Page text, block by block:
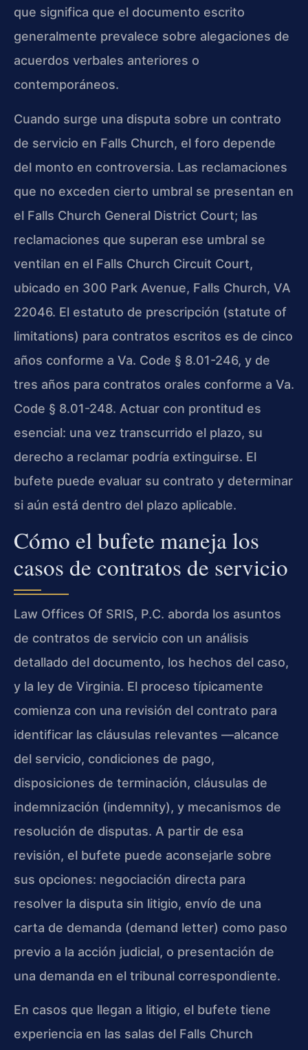
que significa que el documento escrito
generalmente prevalece sobre alegaciones de
acuerdos verbales anteriores o
contemporáneos.
Cuando surge una disputa sobre un contrato
de servicio en Falls Church, el foro depende
del monto en controversia. Las reclamaciones
que no exceden cierto umbral se presentan en
el Falls Church General District Court; las
reclamaciones que superan ese umbral se
ventilan en el Falls Church Circuit Court,
ubicado en 300 Park Avenue, Falls Church, VA
22046. El estatuto de prescripción (statute of
limitations) para contratos escritos es de cinco
años conforme a Va. Code § 8.01-246, y de
tres años para contratos orales conforme a Va.
Code § 8.01-248. Actuar con prontitud es
esencial: una vez transcurrido el plazo, su
derecho a reclamar podría extinguirse. El
bufete puede evaluar su contrato y determinar
si aún está dentro del plazo aplicable.
Cómo el bufete maneja los
casos de contratos de servicio
Law Offices Of SRIS, P.C. aborda los asuntos
de contratos de servicio con un análisis
detallado del documento, los hechos del caso,
y la ley de Virginia. El proceso típicamente
comienza con una revisión del contrato para
identificar las cláusulas relevantes —alcance
del servicio, condiciones de pago,
disposiciones de terminación, cláusulas de
indemnización (indemnity), y mecanismos de
resolución de disputas. A partir de esa
revisión, el bufete puede aconsejarle sobre
sus opciones: negociación directa para
resolver la disputa sin litigio, envío de una
carta de demanda (demand letter) como paso
previo a la acción judicial, o presentación de
una demanda en el tribunal correspondiente.
En casos que llegan a litigio, el bufete tiene
experiencia en las salas del Falls Church